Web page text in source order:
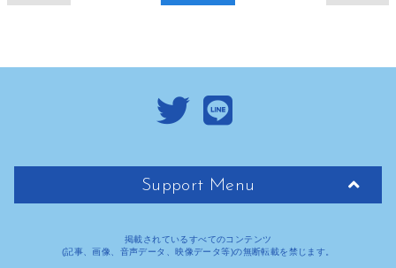
Support Menu
掲載されているすべてのコンテンツ
(記事、画像、音声データ、映像データ等)の無断転載を禁じます。